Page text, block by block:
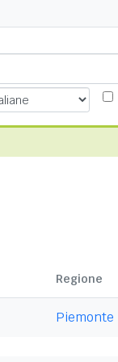
Regione
Piemonte